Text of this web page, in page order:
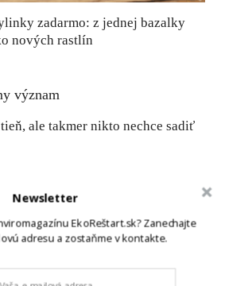
zadarmo: z jednej bazalky
nových rastlín
ale takmer nikto nechce sadiť
Praktický zero waste
bez stresu
Newsletter
EkoReštart.sk? Zanechajte
adresu a zostaňme v kontakte.